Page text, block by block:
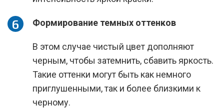
Формирование темных оттенков
В этом случае чистый цвет дополняют
черным, чтобы затемнить, сбавить яркость.
Такие оттенки могут быть как немного
приглушенными, так и более близкими к
черному.